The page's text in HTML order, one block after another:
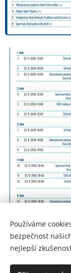
Používáme
bezpečnost
nejlepší